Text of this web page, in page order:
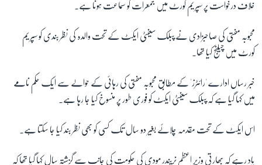
خلاف درخواست پر سپریم کورٹ میں جمعرات کو سماعت ہونا ہے۔
محبوبہ مفتی کی صاحبزادی نےپبلک سیفٹی ایکٹ کے تحت والدہ کی نظر بندی کو سپریم
کورٹ میں چیلنج کیا تھا۔
خبر رساں ادارے 'رائٹرز' کے مطابق محبوبہ مفتی کی رہائی کے حوالے سے ایک حکم نامے
میں کہا گیا ہے کہ پبلک سیفٹی ایکٹ کو فوری طور پر منسوخ کیا جا رہا ہے۔
اس ایکٹ کے تحت مقدمہ چلائے بغیر دو سال تک کسی کو بھی نظر بند کیا جا سکتا ہے۔
یاد رہے کہ بھارتی وزیرِ اعظم نریندر مودی کی حکومت کی جانب سے گزشتہ سال کہا گیا تھا کہ